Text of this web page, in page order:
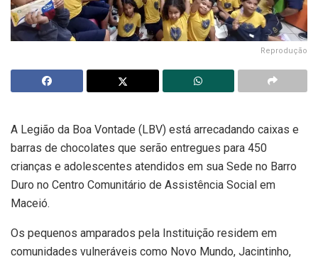
Reprodução
A Legião da Boa Vontade (LBV) está arrecadando caixas e
barras de chocolates que serão entregues para 450
crianças e adolescentes atendidos em sua Sede no Barro
Duro no Centro Comunitário de Assistência Social em
Maceió.
Os pequenos amparados pela Instituição residem em
comunidades vulneráveis como Novo Mundo, Jacintinho,